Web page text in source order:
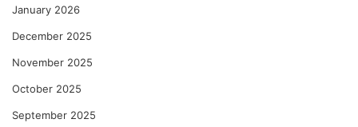
ल्हे
January 2026
December 2025
November 2025
October 2025
September 2025